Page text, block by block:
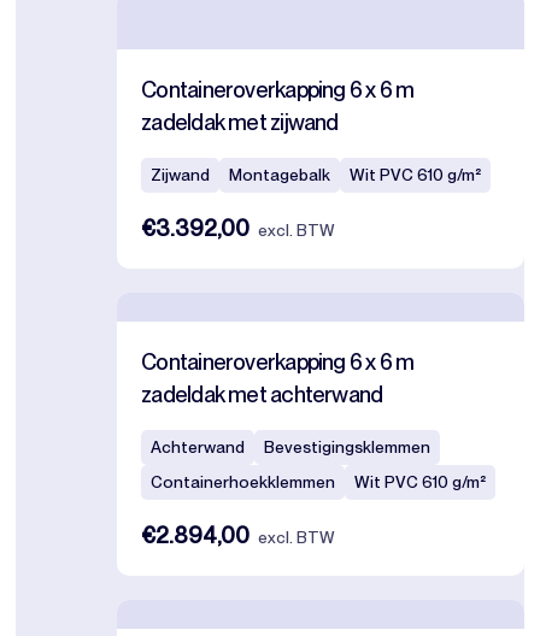
Containeroverkapping 6 x 6 m
zadeldak met zijwand
Zijwand Montagebalk Wit PVC 610 g/m²
€3.392,00 excl. BTW
Containeroverkapping 6 x 6 m
zadeldak met achterwand
Achterwand
Bevestigingsklemmen
Containerhoekklemmen
Wit PVC 610 g/m²
€2.894,00 excl. BTW